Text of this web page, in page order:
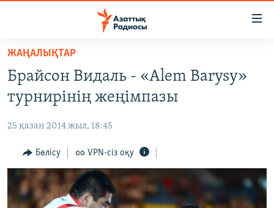
Skip
main
content
Skip
to
Navigation
Skip
Search
САЯСАТ
AZATTYQTV
ҚАҢТАР ОҚИҒАСЫ
АДАМ ҚҰҚЫҚТАРЫ
ӘЛЕУМЕТ
ӘЛЕМ
ЖАҢАЛЫҚТАР
Брайсон Видаль - «Alem Barysy»
турнирінің жеңімпазы
25 қазан 2014 жыл, 18:45
Бөлісу VPN-сіз оқу